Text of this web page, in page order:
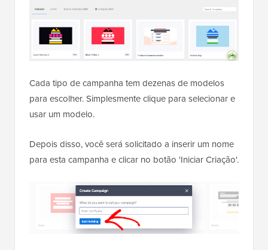
Cada tipo de campanha tem dezenas de modelos
para escolher. Simplesmente clique para selecionar e
usar um modelo.
Depois disso, você será solicitado a inserir um nome
para esta campanha e clicar no botão 'Iniciar Criação'.